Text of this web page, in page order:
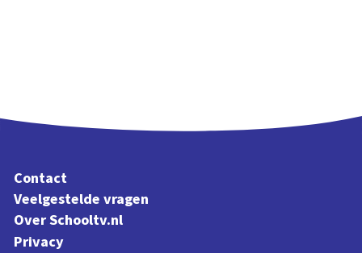
Contact
Veelgestelde vragen
Over Schooltv.nl
Privacy